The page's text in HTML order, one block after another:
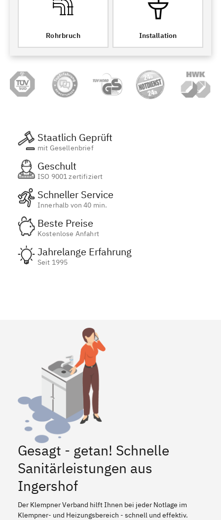
Rohrbruch Installation
Staatlich Geprüft
mit Gesellenbrief
Geschult
ISO 9001 zertifiziert
Schneller Service
Innerhalb von 40 min.
Beste Preise
Kostenlose Anfahrt
Jahrelange Erfahrung
Seit 1995
Gesagt - getan! Schnelle
Sanitärleistungen aus
Ingershof
Der Klempner Verband hilft Ihnen bei jeder Notlage im
Klempner- und Heizungsbereich - schnell und effektiv.